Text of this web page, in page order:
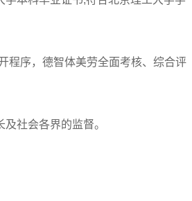
序，德智体美劳全面考核、综合评
社会各界的监督。